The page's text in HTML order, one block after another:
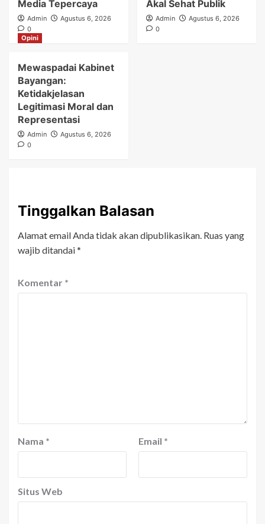
Media Tepercaya
Admin
Agustus 6, 2026
0
Akal Sehat Publik
Admin
Agustus 6, 2026
0
Opini
Mewaspadai Kabinet
Bayangan:
Ketidakjelasan
Legitimasi Moral dan
Representasi
Admin
Agustus 6, 2026
0
Tinggalkan Balasan
Alamat email Anda tidak akan dipublikasikan. Ruas yang
wajib ditandai*
Komentar *
Nama * Email *
Situs Web